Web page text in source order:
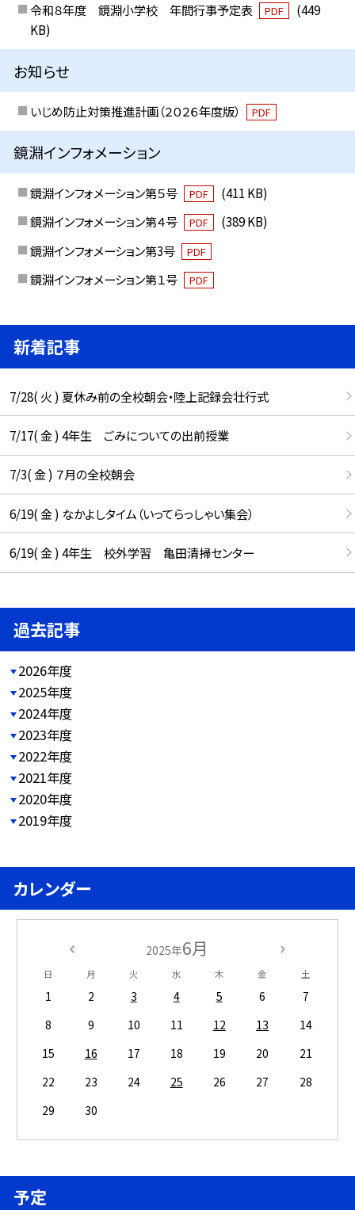
令和８年度 鏡淵小学校 年間行事予定表 PDF
(449
KB)
お知らせ
いじめ防止対策推進計画（２０２６年度版） PDF
鏡淵インフォメーション
鏡淵インフォメーション第５号 PDF
(411 KB)
鏡淵インフォメーション第４号
PDF
(389 KB)
鏡淵インフォメーション第3号
PDF
鏡淵インフォメーション第１号 PDF
新着記事
7/28( 火 ) 夏休み前の全校朝会・陸上記録会壮行式
7/17( 金 ) 4年生 ごみについての出前授業
7/3( 金 ) ７月の全校朝会
6/19( 金 ) なかよしタイム（いってらっしゃい集会）
6/19( 金 ) 4年生 校外学習 亀田清掃センター
過去記事
2026年度
2025年度
2024年度
2023年度
2022年度
2021年度
2020年度
2019年度
カレンダー
2025年6月
日 月 火 水 木 金 土
1 2 3 4 5 6
7
8
9 10 11 12 13
14
15
16 17 18 19 20
21
22
23 24 25 26 27
28
29
30
予定